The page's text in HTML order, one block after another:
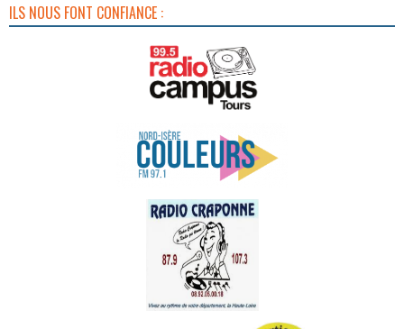
ILS NOUS FONT CONFIANCE :